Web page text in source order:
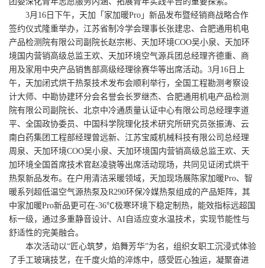
3月16日下午，天加「家加暖Pro」新品发布暨经销商战略合作
签约仪式隆重举办，江苏省制冷学会理事长张建忠、合肥通用机电
产品检测院有限公司副院长赵宗彬、天加环境COO吴小泉、天加环
境国内营销高级总监王欢、天加环境空气源兵团总经理齐德重、商
用及家用中央产品销售部高级经理徐赛华等出席活动。3月16日上
午，天加闭式烘干热泵技术发布会顺利举行，全国工程勘测考察设
计大师、中勘协建环分会名誉会长罗继杰、合肥通用机电产品检测
院有限公司副院长、北京中冷通质量认证中心有限公司总经理李道
平、全国政协委员、中国科学院理化技术研究所研究员张振涛、云
南白药集团工程部经理曾远新、江苏宝威机械科技有限公司总经理
周泉、天加环境COO吴小泉、天加环境国内营销高级总监王欢、天
加环境全国首席技术官赵凌骁等出席活动现场，共同见证闭式烘干
热泵新品发布。在户用清洁采暖领域，天加现场展陈家加暖Pro、智
暖系列超低温空气源热泵及R290环保冷媒热泵组成的产品矩阵，其
中家加暖Pro新品更可在-36℃极寒环境下稳定制热，能效指标远超国
标一级，通过多重静音设计、AI自适应变水温技术，实现节能性与
舒适性的完美融合。
本次活动以“匠心筑梦，焰舞芳华”为名，组织女职工沉浸式体验
了手工玻璃技艺，在千度火焰的淬炼中，感受匠心独运，凝聚奋进